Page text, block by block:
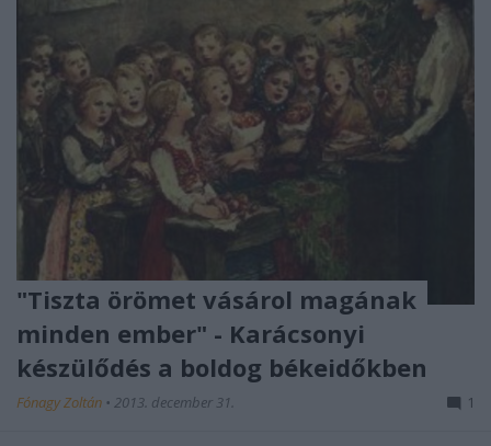
"Tiszta örömet vásárol magának
minden ember" - Karácsonyi
készülődés a boldog békeidőkben
Fónagy Zoltán • 2013. december 31. 1